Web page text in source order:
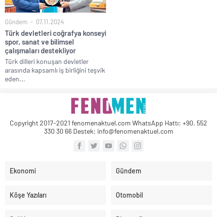
Gündem 07.11.2024
Türk devletleri coğrafya konseyi
spor, sanat ve bilimsel
çalışmaları destekliyor
Türk dilleri konuşan devletler
arasında kapsamlı iş birliğini teşvik
eden...
Copyright 2017-2021 fenomenaktuel.com WhatsApp Hattı: +90. 552
330 30 66 Destek: info@fenomenaktuel.com
Ekonomi Gündem
Köşe Yazıları Otomobil